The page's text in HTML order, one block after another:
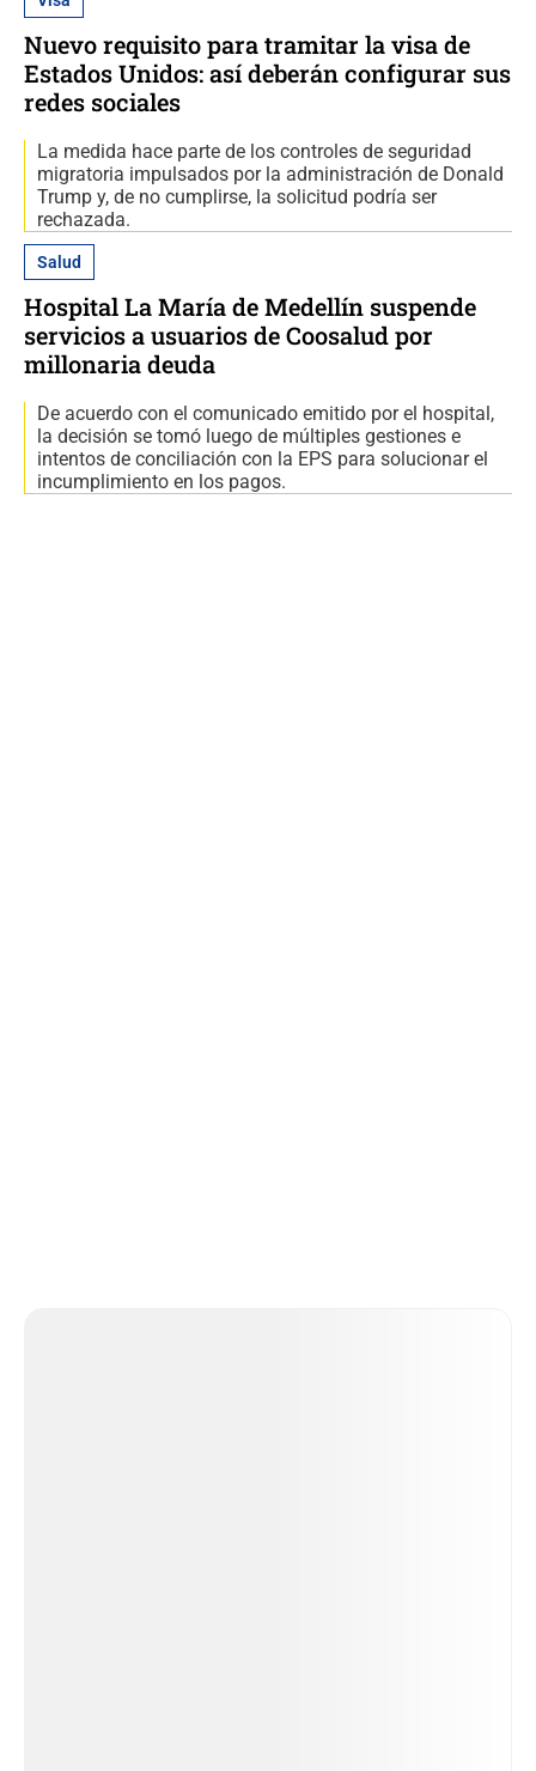
Nuevo requisito para tramitar la visa de
Estados Unidos: así deberán configurar sus
redes sociales
La medida hace parte de los controles de seguridad
migratoria impulsados por la administración de Donald
Trump y, de no cumplirse, la solicitud podría ser
rechazada.
Salud
Hospital La María de Medellín suspende
servicios a usuarios de Coosalud por
millonaria deuda
De acuerdo con el comunicado emitido por el hospital,
la decisión se tomó luego de múltiples gestiones e
intentos de conciliación con la EPS para solucionar el
incumplimiento en los pagos.